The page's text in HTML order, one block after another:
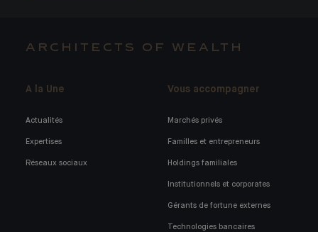
ARCHITECTS OF WEALTH
A la Une
Actualités
Expertises
Réseaux sociaux
Vous accompagner
Marchés privés
Familles et entrepreneurs
Holdings familiales
Institutionnels et corporates
Gérants de fortune externes
Technologies bancaires